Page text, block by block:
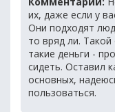
их, даже если у
Они подходят
то вряд ли.
такие деньги -
сидеть. Оставил
основных,
пользоваться.